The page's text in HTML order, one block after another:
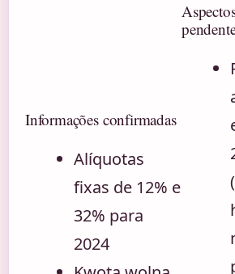
Informações confirmadas
Alíquotas
fixas de 12% e
32% para
2024